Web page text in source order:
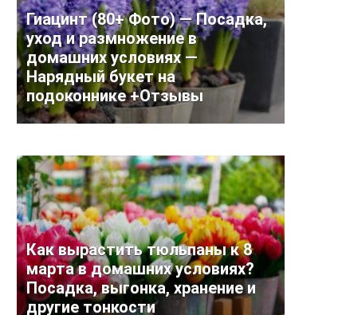
Гиацинт (80+ Фото) — Посадка,
уход и размножение в
домашних условиях —
Нарядный букет на
подоконнике +Отзывы
Как вырастить тюльпаны к 8
марта в домашних условиях?
Посадка, выгонка, хранение и
другие тонкости